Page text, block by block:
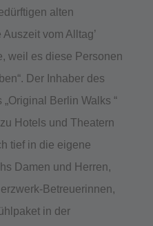
alten
Auszeit vom Alltag’
weil es diese Personen
Der Inhaber des
Berlin Walks “
Hotels und Theatern
tief in die eigene
Damen und Herren,
Betreuerinnen,
in der